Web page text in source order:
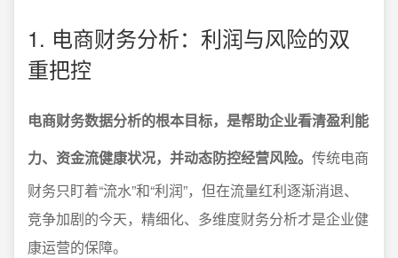
1. 电商财务分析：利润与风险的双
重把控
电商财务数据分析的根本目标，是帮助企业看清盈利能
力、资金流健康状况，并动态防控经营风险。 传统电商
财务只盯着“流水”和“利润”，但在流量红利逐渐消退、
竞争加剧的今天，精细化、多维度财务分析才是企业健
康运营的保障。